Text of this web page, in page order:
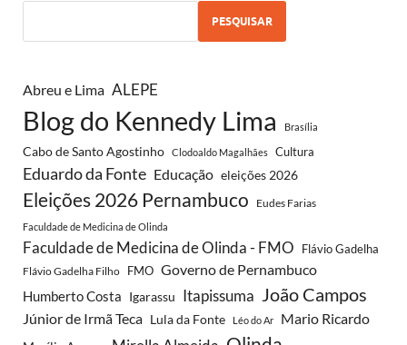
PESQUISAR
Abreu e Lima ALEPE
Blog do Kennedy Lima Brasília
Cabo de Santo Agostinho Clodoaldo Magalhães Cultura
Eduardo da Fonte Educação eleições 2026
Eleições 2026 Pernambuco Eudes Farias
Faculdade de Medicina de Olinda
Faculdade de Medicina de Olinda - FMO Flávio Gadelha
Flávio Gadelha Filho FMO Governo de Pernambuco
Humberto Costa Igarassu Itapissuma João Campos
Júnior de Irmã Teca Lula da Fonte Léo do Ar Mario Ricardo